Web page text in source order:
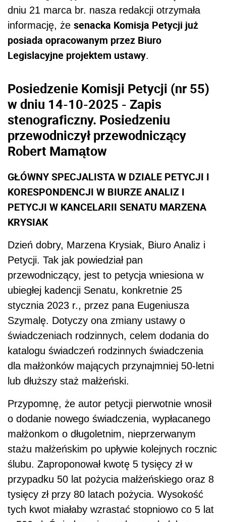
dniu 21 marca br. nasza redakcji otrzymała
informację, że senacka Komisja Petycji już
posiada opracowanym przez Biuro
Legislacyjne projektem ustawy.
Posiedzenie Komisji Petycji (nr 55)
w dniu 14-10-2025 - Zapis
stenograficzny. Posiedzeniu
przewodniczył przewodniczący
Robert Mamątow
GŁÓWNY SPECJALISTA W DZIALE PETYCJI I
KORESPONDENCJI W BIURZE ANALIZ I
PETYCJI W KANCELARII SENATU MARZENA
KRYSIAK
Dzień dobry, Marzena Krysiak, Biuro Analiz i
Petycji. Tak jak powiedział pan
przewodniczący, jest to petycja wniesiona w
ubiegłej kadencji Senatu, konkretnie 25
stycznia 2023 r., przez pana Eugeniusza
Szymalę. Dotyczy ona zmiany ustawy o
świadczeniach rodzinnych, celem dodania do
katalogu świadczeń rodzinnych świadczenia
dla małżonków mających przynajmniej 50-letni
lub dłuższy staż małżeński.
Przypomnę, że autor petycji pierwotnie wnosił
o dodanie nowego świadczenia, wypłacanego
małżonkom o długoletnim, nieprzerwanym
stażu małżeńskim po upływie kolejnych rocznic
ślubu. Zaproponował kwotę 5 tysięcy zł w
przypadku 50 lat pożycia małżeńskiego oraz 8
tysięcy zł przy 80 latach pożycia. Wysokość
tych kwot miałaby wzrastać stopniowo co 5 lat